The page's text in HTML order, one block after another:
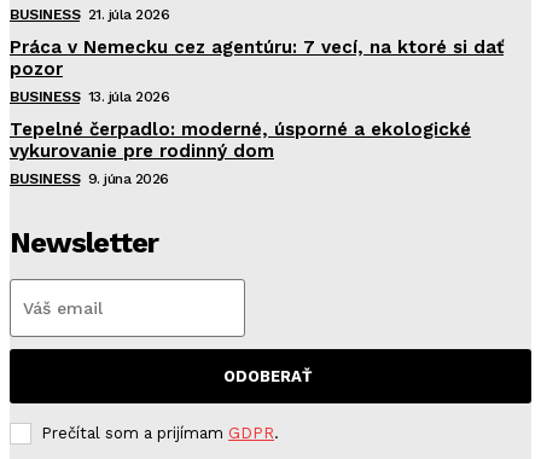
BUSINESS 21. júla 2026
Práca v Nemecku cez agentúru: 7 vecí, na ktoré si dať
pozor
BUSINESS 13. júla 2026
Tepelné čerpadlo: moderné, úsporné a ekologické
vykurovanie pre rodinný dom
BUSINESS 9. júna 2026
Newsletter
ODOBERAŤ
Prečítal som a prijímam GDPR.